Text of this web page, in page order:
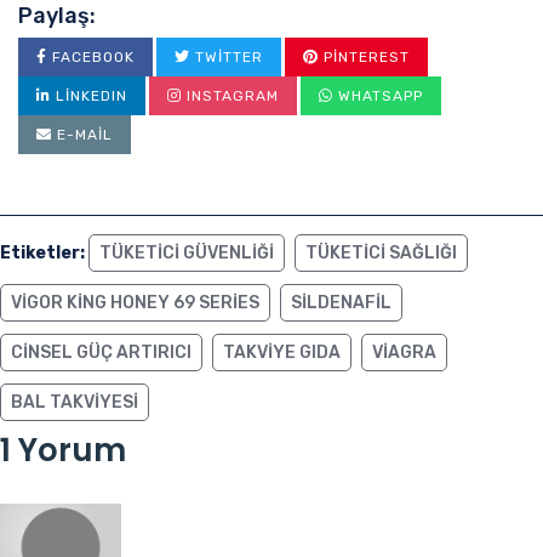
Paylaş:
FACEBOOK TWITTER PINTEREST
LINKEDIN INSTAGRAM WHATSAPP
E-MAIL
Etiketler: TÜKETICI GÜVENLIĞI TÜKETICI SAĞLIĞI
VIGOR KING HONEY 69 SERIES SILDENAFIL
CINSEL GÜÇ ARTIRICI TAKVIYE GIDA VIAGRA
BAL TAKVIYESI
1 Yorum